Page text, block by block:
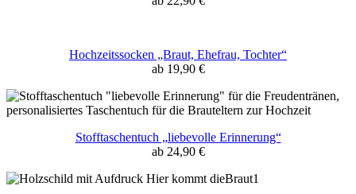
Hochzeitssocken „Braut, Ehefrau, Tochter“
ab 19,90 €
Stofftaschentuch „liebevolle Erinnerung“
ab 24,90 €